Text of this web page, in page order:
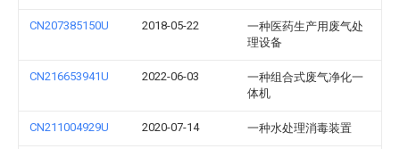
CN207385150U 2018-05-22
一种医药生产用废气处
理设备
CN216653941U 2022-06-03
一种组合式废气净化一
体机
CN211004929U 2020-07-14 一种水处理消毒装置